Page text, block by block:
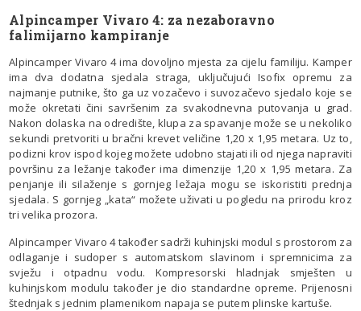
Alpincamper Vivaro 4: za nezaboravno
falimijarno kampiranje
Alpincamper Vivaro 4 ima dovoljno mjesta za cijelu familiju. Kamper
ima dva dodatna sjedala straga, uključujući Isofix opremu za
najmanje putnike, što ga uz vozačevo i suvozačevo sjedalo koje se
može okretati čini savršenim za svakodnevna putovanja u grad.
Nakon dolaska na odredište, klupa za spavanje može se u nekoliko
sekundi pretvoriti u bračni krevet veličine 1,20 x 1,95 metara. Uz to,
podizni krov ispod kojeg možete udobno stajati ili od njega napraviti
površinu za ležanje također ima dimenzije 1,20 x 1,95 metara. Za
penjanje ili silaženje s gornjeg ležaja mogu se iskoristiti prednja
sjedala. S gornjeg „kata“ možete uživati u pogledu na prirodu kroz
tri velika prozora.
Alpincamper Vivaro 4 također sadrži kuhinjski modul s prostorom za
odlaganje i sudoper s automatskom slavinom i spremnicima za
svježu i otpadnu vodu. Kompresorski hladnjak smješten u
kuhinjskom modulu također je dio standardne opreme. Prijenosni
štednjak s jednim plamenikom napaja se putem plinske kartuše.